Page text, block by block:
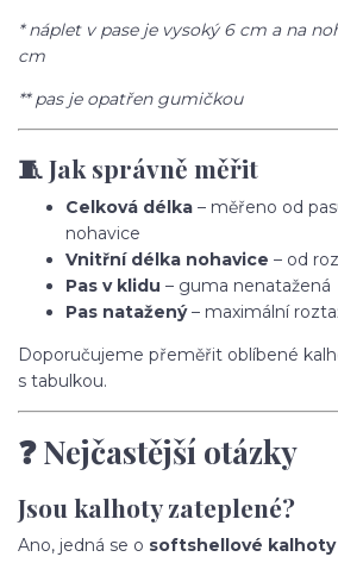
* náplet v pase je vysoký 6 cm a na
cm
** pas je opatřen gumičkou
🧵 Jak správně měřit
Celková délka – měřeno od
nohavice
Vnitřní délka nohavice – od
Pas v klidu – guma nenatažená
Pas natažený– maximální
Doporučujeme přeměřit oblíbené
s tabulkou.
❓ Nejčastější otázky
Jsou kalhoty zateplené?
Ano, jedná se o softshellové